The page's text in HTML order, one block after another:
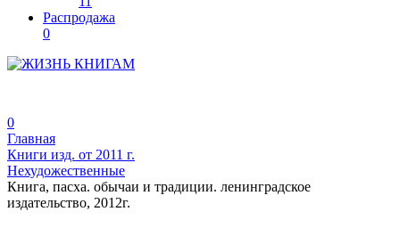
Распродажа
0
0
Главная
Книги изд. от 2011 г.
Нехудожественные
Книга, пасха. обычаи и традиции. ленинградское
издательство, 2012г.